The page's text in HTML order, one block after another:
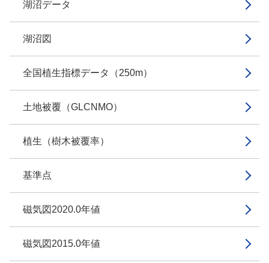
湖沼データ
湖沼図
全国植生指標データ（250m）
土地被覆（GLCNMO）
植生（樹木被覆率）
基準点
磁気図2020.0年値
磁気図2015.0年値